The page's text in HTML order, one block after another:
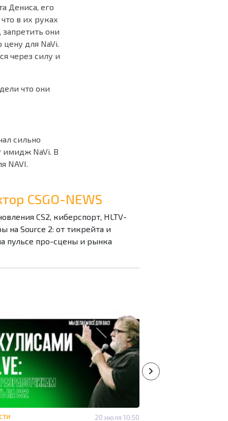
Дениса, его
в их руках
они
для NaVi.
через силу и
что они
сильно
имидж NaVi. В
NAVI.
CSGO-NEWS
CS2, киберспорт, HLTV-
на Source 2: от тикрейта и
пульсе про-сцены и рынка
20 июля 10:50